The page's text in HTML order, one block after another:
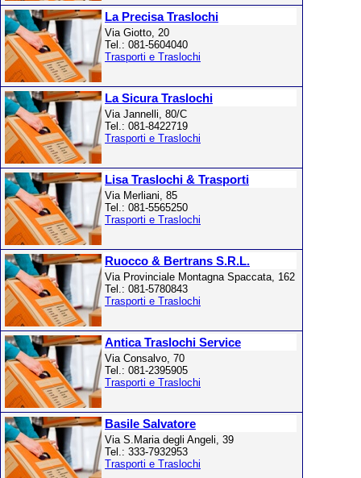
La Precisa Traslochi
Via Giotto, 20
Tel.: 081-5604040
Trasporti e Traslochi
La Sicura Traslochi
Via Jannelli, 80/C
Tel.: 081-8422719
Trasporti e Traslochi
Lisa Traslochi & Trasporti
Via Merliani, 85
Tel.: 081-5565250
Trasporti e Traslochi
Ruocco & Bertrans S.R.L.
Via Provinciale Montagna Spaccata, 162
Tel.: 081-5780843
Trasporti e Traslochi
Antica Traslochi Service
Via Consalvo, 70
Tel.: 081-2395905
Trasporti e Traslochi
Basile Salvatore
Via S.Maria degli Angeli, 39
Tel.: 333-7932953
Trasporti e Traslochi